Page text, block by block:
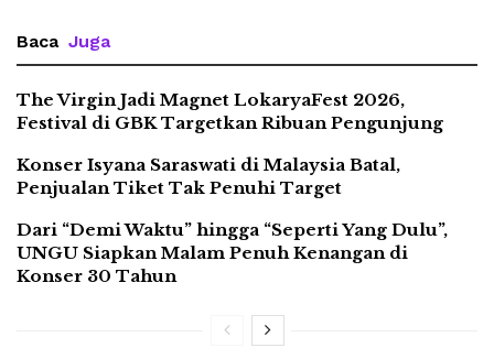
Baca Juga
The Virgin Jadi Magnet LokaryaFest 2026,
Festival di GBK Targetkan Ribuan Pengunjung
Konser Isyana Saraswati di Malaysia Batal,
Penjualan Tiket Tak Penuhi Target
Dari “Demi Waktu” hingga “Seperti Yang Dulu”,
UNGU Siapkan Malam Penuh Kenangan di
Konser 30 Tahun